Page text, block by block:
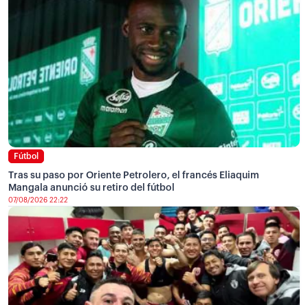
Fútbol
Tras su paso por Oriente Petrolero, el francés Eliaquim
Mangala anunció su retiro del fútbol
07/08/2026 22:22